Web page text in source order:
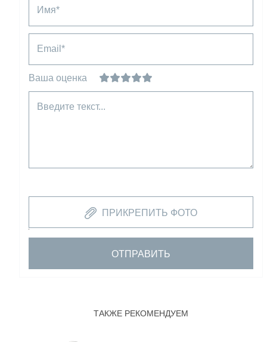
Имя*
Email*
Ваша оценка
Введите текст...
ПРИКРЕПИТЬ ФОТО
ОТПРАВИТЬ
ТАКЖЕ РЕКОМЕНДУЕМ